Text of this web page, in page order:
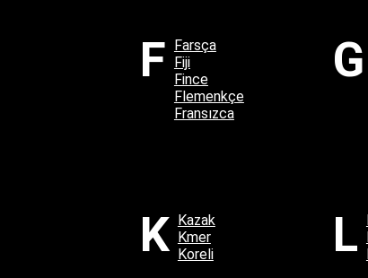
F
Farsça
Fiji
Fince
Flemenkçe
Fransızca
G
K
Kazak
Kmer
Koreli
L